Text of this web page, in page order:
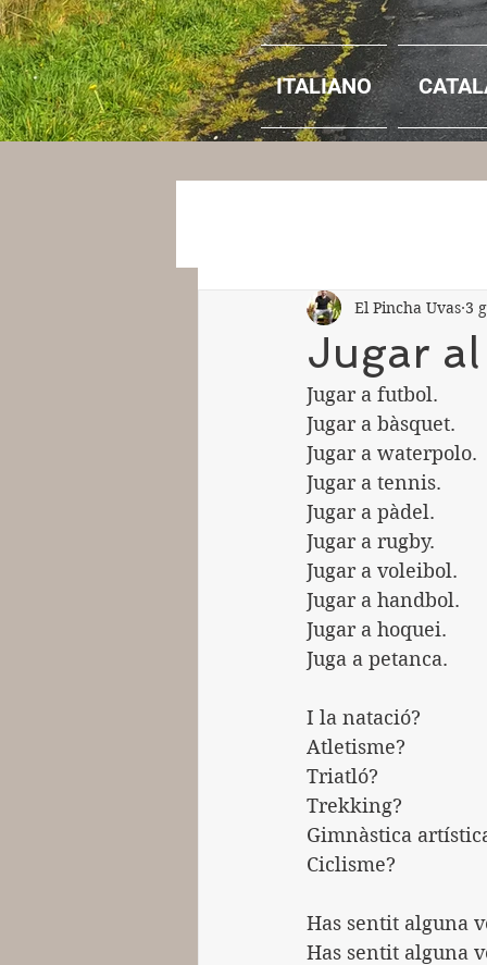
Jugar
El Pincha Uvas 3
Jugar a futbol.
Jugar a bàsquet.
Jugar a waterpolo.
Jugar a tennis.
Jugar a pàdel.
Jugar a rugby.
Jugar a voleibol.
Jugar a handbol.
Jugar a hoquei.
Juga a petanca.
I la natació?
Atletisme?
Triatló?
Trekking?
Gimnàstica
Ciclisme?
Has sentit alguna
Has sentit alguna
ITALIANO